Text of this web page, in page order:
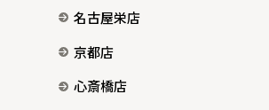
名古屋栄店
京都店
心斎橋店